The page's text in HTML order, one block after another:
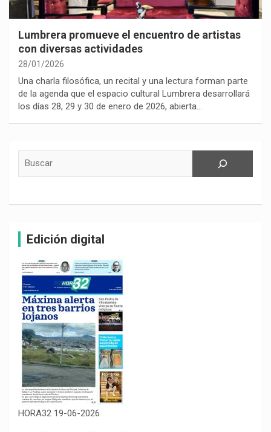
Lumbrera promueve el encuentro de artistas
con diversas actividades
28/01/2026
Una charla filosófica, un recital y una lectura forman parte
de la agenda que el espacio cultural Lumbrera desarrollará
los días 28, 29 y 30 de enero de 2026, abierta…
Edición digital
HORA32 19-06-2026